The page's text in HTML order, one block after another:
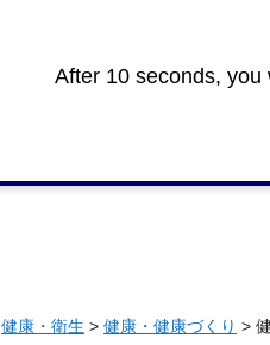
After 10 seconds,
健康・衛生 > 健康・健康づくり >